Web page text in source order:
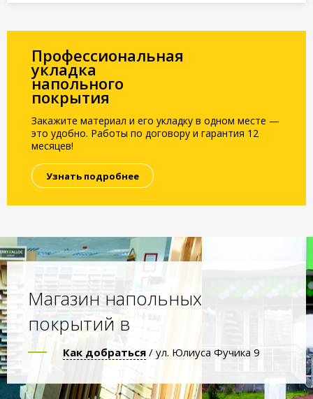
Профессиональная
укладка
напольного
покрытия
Закажите материал и его укладку в одном месте —
это удобно. Работы по договору и гарантия 12
месяцев!
Узнать подробнее
Магазин напольных
покрытий в
Как добраться / ул. Юлиуса Фучика 9